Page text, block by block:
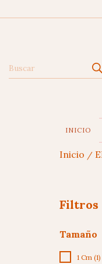
INICIO
Inicio /
Filtros
Tamaño
1 Cm (1)